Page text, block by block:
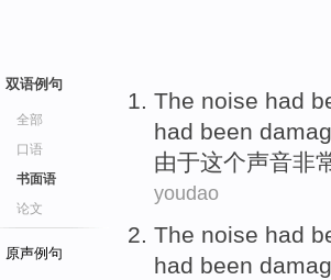
双语例句
全部
口语
书面语
论文
原声例句
The noise had
had been
由于这个声音非
youdao
The noise had
had been